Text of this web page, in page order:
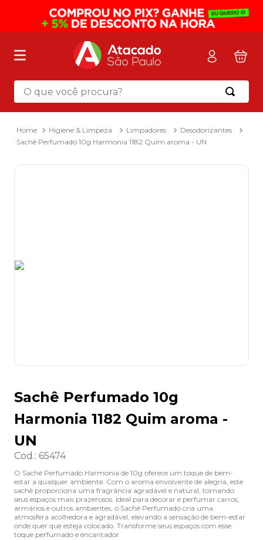
O que você procura?
Higiene & Limpeza Limpadores
Desodorizantes
Sachê Perfumado 10g Harmonia 1182 Quim aroma - UN
Sachê Perfumado 10g
Harmonia 1182 Quim aroma -
UN
Cod.: 65474
O Sachê Perfumado Harmonia de 10g oferece um toque de bem-
estar a qualquer ambiente. Com o aroma envolvente de alegria, este
sachê proporciona uma fragrância agradável e natural, tornando
seus espaços mais prazerosos. Ideal para decorar e perfumar carros,
armários e outros ambientes, o Sachê Perfumado cria uma
atmosfera acolhedora e agradável, elevando a sensação de bem-estar
onde quer que esteja colocado. Transforme seus espaços com esse
toque perfumado e encantador.
Termos mais buscados
mochila
2 º sacola
3º mala